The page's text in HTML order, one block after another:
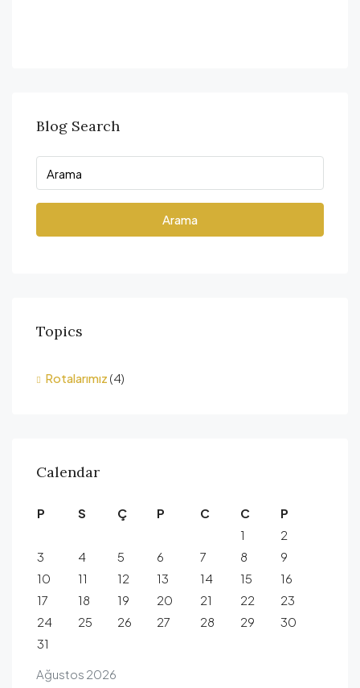
Blog Search
Arama
Topics
Rotalarımız (4)
Calendar
Ağustos 2026
P S Ç P C C
P
1
2
3
4 5 6 7 8
9
10
11 12 13 14 15
16
17
18 19 20 21 22
23
24
25 26 27 28 29
30
31